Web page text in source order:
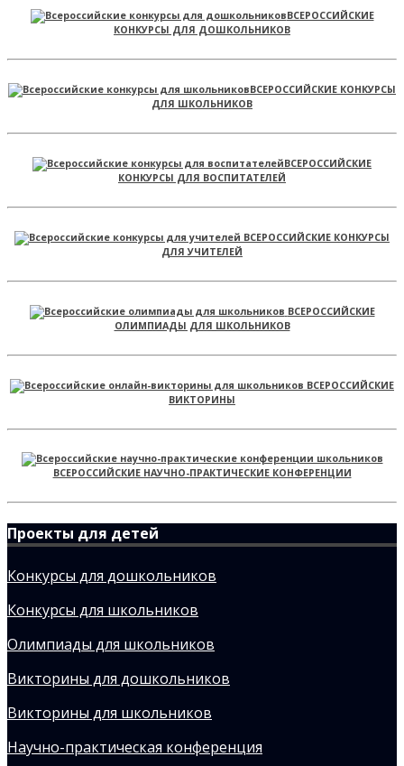
ВСЕРОССИЙСКИЕ
КОНКУРСЫ ДЛЯ ДОШКОЛЬНИКОВ
ВСЕРОССИЙСКИЕ КОНКУРСЫ
ДЛЯ ШКОЛЬНИКОВ
ВСЕРОССИЙСКИЕ
КОНКУРСЫ ДЛЯ ВОСПИТАТЕЛЕЙ
ВСЕРОССИЙСКИЕ КОНКУРСЫ
ДЛЯ УЧИТЕЛЕЙ
ВСЕРОССИЙСКИЕ
ОЛИМПИАДЫ ДЛЯ ШКОЛЬНИКОВ
ВСЕРОССИЙСКИЕ
ВИКТОРИНЫ
ВСЕРОССИЙСКИЕ НАУЧНО-ПРАКТИЧЕСКИЕ КОНФЕРЕНЦИИ
Проекты для детей
Конкурсы для дошкольников
Конкурсы для школьников
Олимпиады для школьников
Викторины для дошкольников
Викторины для школьников
Научно-практическая конференция